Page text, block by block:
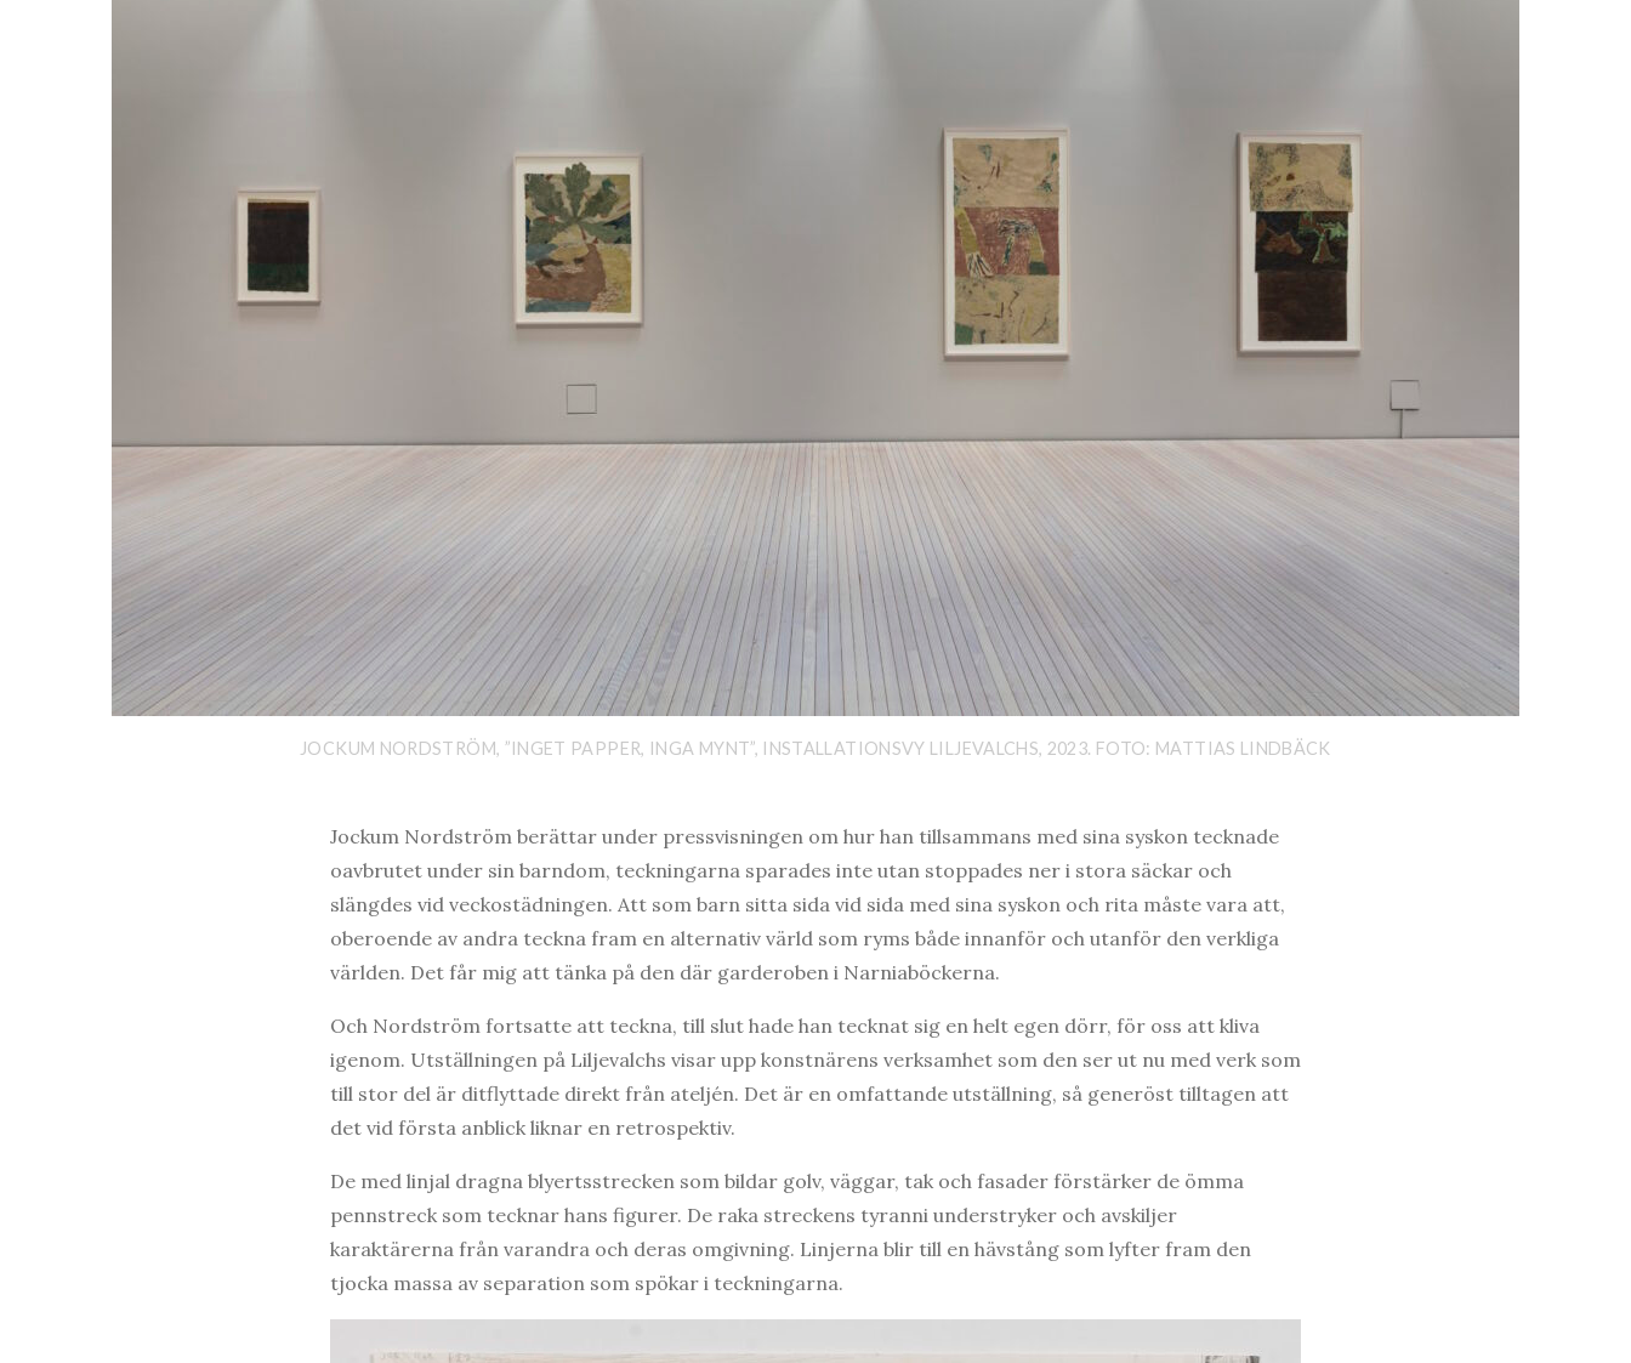
JOCKUM NORDSTRÖM, ”INGET PAPPER, INGA MYNT”, INSTALLATIONSVY LILJEVALCHS, 2023. FOTO: MATTIAS LINDBÄCK
Jockum Nordström berättar under pressvisningen om hur han tillsammans med sina syskon tecknade
oavbrutet under sin barndom, teckningarna sparades inte utan stoppades ner i stora säckar och
slängdes vid veckostädningen. Att som barn sitta sida vid sida med sina syskon och rita måste vara att,
oberoende av andra teckna fram en alternativ värld som ryms både innanför och utanför den verkliga
världen. Det får mig att tänka på den där garderoben i Narniaböckerna.
Och Nordström fortsatte att teckna, till slut hade han tecknat sig en helt egen dörr, för oss att kliva
igenom. Utställningen på Liljevalchs visar upp konstnärens verksamhet som den ser ut nu med verk som
till stor del är ditflyttade direkt från ateljén. Det är en omfattande utställning, så generöst tilltagen att
det vid första anblick liknar en retrospektiv.
De med linjal dragna blyertsstrecken som bildar golv, väggar, tak och fasader förstärker de ömma
pennstreck som tecknar hans figurer. De raka streckens tyranni understryker och avskiljer
karaktärerna från varandra och deras omgivning. Linjerna blir till en hävstång som lyfter fram den
tjocka massa av separation som spökar i teckningarna.